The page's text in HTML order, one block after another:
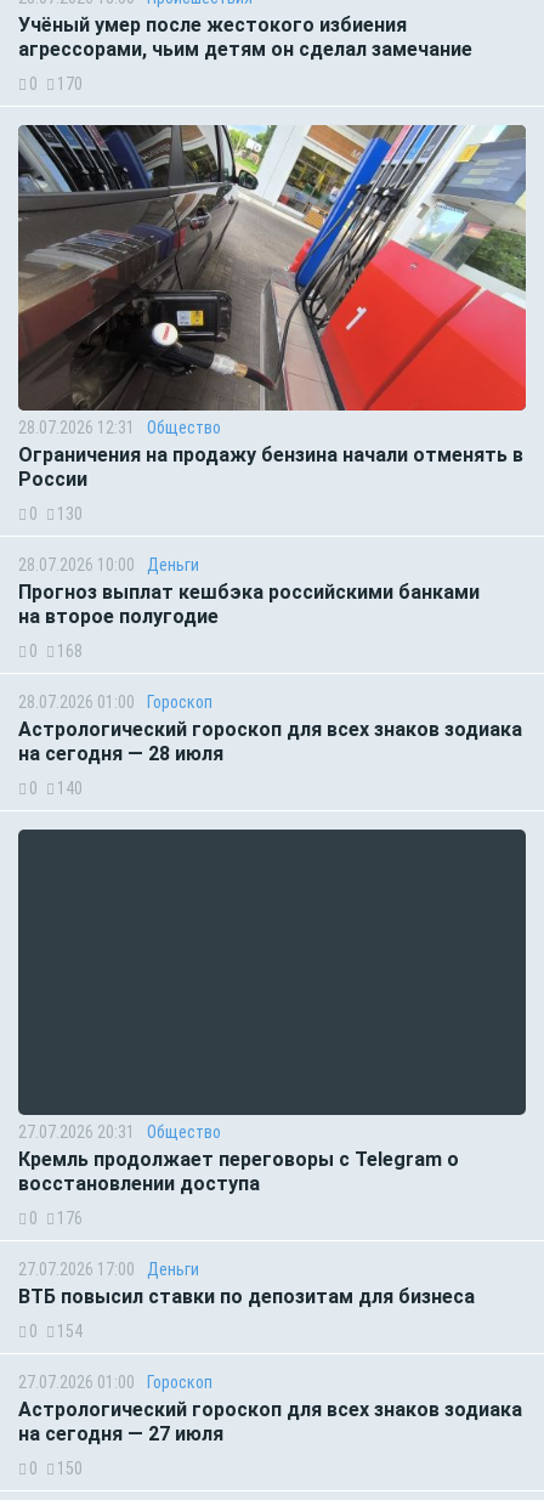
Учёный умер после жестокого избиения
агрессорами, чьим детям он сделал замечание
0 170
28.07.2026 12:31 Общество
Ограничения на продажу бензина начали отменять в
России
0 130
28.07.2026 10:00 Деньги
Прогноз выплат кешбэка российскими банками
на второе полугодие
0 168
28.07.2026 01:00 Гороскоп
Астрологический гороскоп для всех знаков зодиака
на сегодня — 28 июля
0 140
27.07.2026 20:31 Общество
Кремль продолжает переговоры с Telegram о
восстановлении доступа
0 176
27.07.2026 17:00 Деньги
ВТБ повысил ставки по депозитам для бизнеса
0 154
27.07.2026 01:00 Гороскоп
Астрологический гороскоп для всех знаков зодиака
на сегодня — 27 июля
0 150